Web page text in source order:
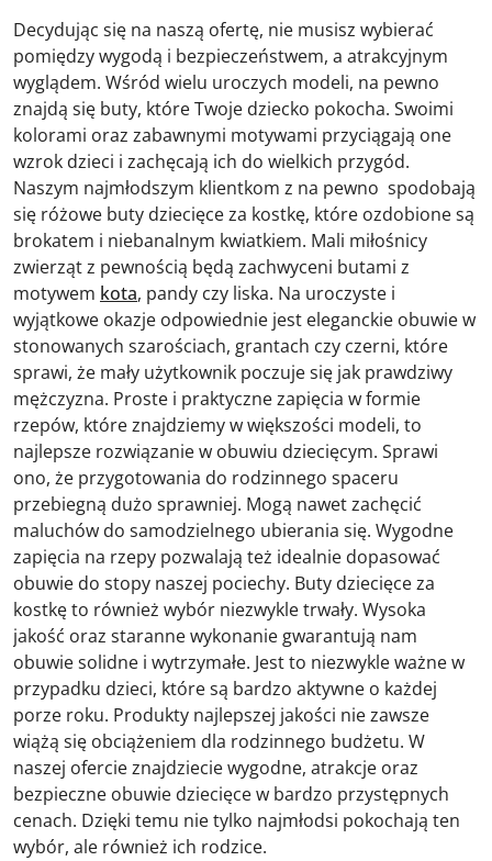
Decydując się na naszą ofertę, nie musisz wybierać
pomiędzy wygodą i bezpieczeństwem, a atrakcyjnym
wyglądem. Wśród wielu uroczych modeli, na pewno
znajdą się buty, które Twoje dziecko pokocha. Swoimi
kolorami oraz zabawnymi motywami przyciągają one
wzrok dzieci i zachęcają ich do wielkich przygód.
Naszym najmłodszym klientkom z na pewno spodobają
się różowe buty dziecięce za kostkę, które ozdobione są
brokatem i niebanalnym kwiatkiem. Mali miłośnicy
zwierząt z pewnością będą zachwyceni butami z
motywem kota, pandy czy liska. Na uroczyste i
wyjątkowe okazje odpowiednie jest eleganckie obuwie w
stonowanych szarościach, grantach czy czerni, które
sprawi, że mały użytkownik poczuje się jak prawdziwy
mężczyzna. Proste i praktyczne zapięcia w formie
rzepów, które znajdziemy w większości modeli, to
najlepsze rozwiązanie w obuwiu dziecięcym. Sprawi
ono, że przygotowania do rodzinnego spaceru
przebiegną dużo sprawniej. Mogą nawet zachęcić
maluchów do samodzielnego ubierania się. Wygodne
zapięcia na rzepy pozwalają też idealnie dopasować
obuwie do stopy naszej pociechy. Buty dziecięce za
kostkę to również wybór niezwykle trwały. Wysoka
jakość oraz staranne wykonanie gwarantują nam
obuwie solidne i wytrzymałe. Jest to niezwykle ważne w
przypadku dzieci, które są bardzo aktywne o każdej
porze roku. Produkty najlepszej jakości nie zawsze
wiążą się obciążeniem dla rodzinnego budżetu. W
naszej ofercie znajdziecie wygodne, atrakcje oraz
bezpieczne obuwie dziecięce w bardzo przystępnych
cenach. Dzięki temu nie tylko najmłodsi pokochają ten
wybór, ale również ich rodzice.